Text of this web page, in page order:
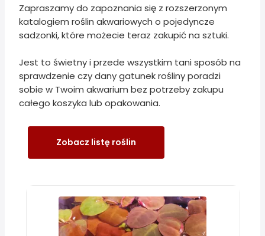
Zapraszamy do zapoznania się z rozszerzonym
katalogiem roślin akwariowych o pojedyncze
sadzonki, które możecie teraz zakupić na sztuki.
Jest to świetny i przede wszystkim tani sposób na
sprawdzenie czy dany gatunek rośliny poradzi
sobie w Twoim akwarium bez potrzeby zakupu
całego koszyka lub opakowania.
Zobacz listę roślin